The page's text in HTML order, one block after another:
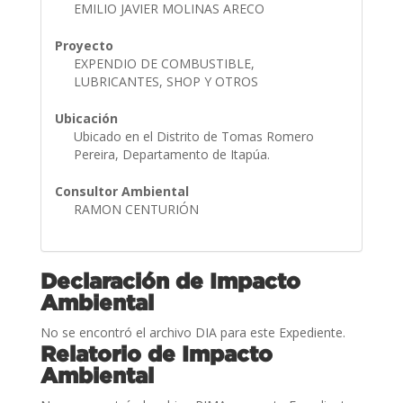
EMILIO JAVIER MOLINAS ARECO
Proyecto
EXPENDIO DE COMBUSTIBLE,
LUBRICANTES, SHOP Y OTROS
Ubicación
Ubicado en el Distrito de Tomas Romero
Pereira, Departamento de Itapúa.
Consultor Ambiental
RAMON CENTURIÓN
Declaración de Impacto
Ambiental
No se encontró el archivo DIA para este Expediente.
Relatorio de Impacto
Ambiental